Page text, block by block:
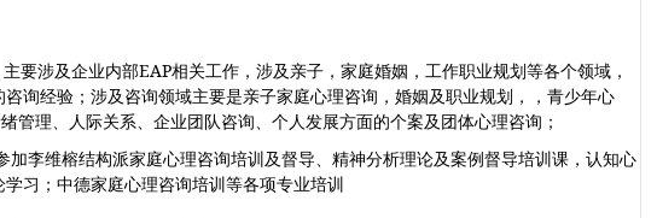
要涉及企业内部EAP相关工作，涉及亲子，家庭婚姻，工作职业规划等各个领域，
询经验；涉及咨询领域主要是亲子家庭心理咨询，婚姻及职业规划，，青少年心
管理、人际关系、企业团队咨询、个人发展方面的个案及团体心理咨询；
加李维榕结构派家庭心理咨询培训及督导、精神分析理论及案例督导培训课，认知心
习；中德家庭心理咨询培训等各项专业培训